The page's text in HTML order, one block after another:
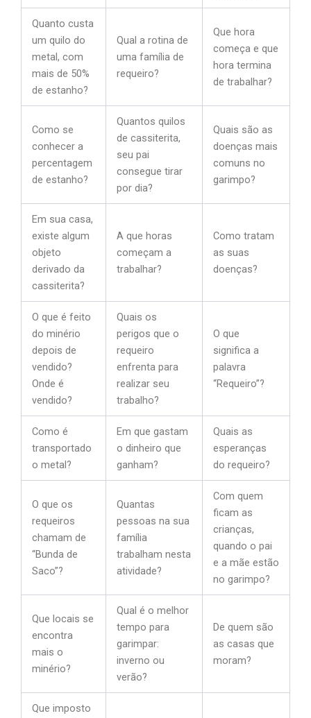
Quanto custa
um quilo do
metal, com
mais de 50%
de estanho?
Qual a rotina de
uma família de
requeiro?
Que hora
começa e que
hora termina
de trabalhar?
Como se
conhecer a
percentagem
de estanho?
Quantos quilos
de cassiterita,
seu pai
consegue tirar
por dia?
Quais são as
doenças mais
comuns no
garimpo?
Em sua casa,
existe algum
objeto
derivado da
cassiterita?
A que horas
começam a
trabalhar?
Como tratam
as suas
doenças?
O que é feito
do minério
depois de
vendido?
Onde é
vendido?
Quais os
perigos que o
requeiro
enfrenta para
realizar seu
trabalho?
O que
significa a
palavra
“Requeiro”?
Como é
transportado
o metal?
Em que gastam
o dinheiro que
ganham?
Quais as
esperanças
do requeiro?
O que os
requeiros
chamam de
“Bunda de
Saco”?
Quantas
pessoas na sua
família
trabalham nesta
atividade?
Com quem
ficam as
crianças,
quando o pai
e a mãe estão
no garimpo?
Que locais se
encontra
mais o
minério?
Qual é o melhor
tempo para
garimpar:
inverno ou
verão?
De quem são
as casas que
moram?
Que imposto